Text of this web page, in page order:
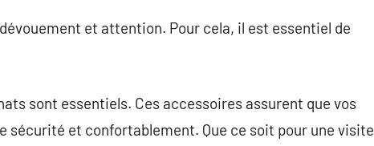
et attention. Pour cela, il est essentiel de
sont essentiels. Ces accessoires assurent que vos
sécurité et confortablement. Que ce soit pour une visite